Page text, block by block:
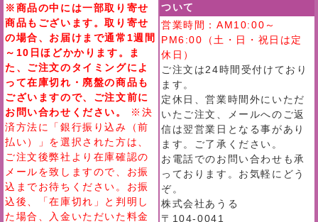
※商品の中には一部取り寄せ
商品もございます。取り寄せ
の場合、お届けまで通常1週間
～10日ほどかかります。ま
た、ご注文のタイミングによ
って在庫切れ・廃盤の商品も
ございますので、ご注文前に
お問い合わせください。
※決
済方法に「銀行振り込み（前
払い）」を選択された方は、
ご注文後弊社より在庫確認の
メールを致しますので、お振
込までお待ちください。お振
込後、「在庫切れ」と判明し
た場合、入金いただいた料金
ついて
営業時間：AM10:00～
PM6:00（土・日・祝日は定
休日）
ご注文は24時間受付けており
ます。
定休日、営業時間外にいただ
いたご注文、メールへのご返
信は翌営業日となる事があり
ます。ご了承ください。
お電話でのお問い合わせも承
っております。お気軽にどう
ぞ。
株式会社あうる
〒104-0041